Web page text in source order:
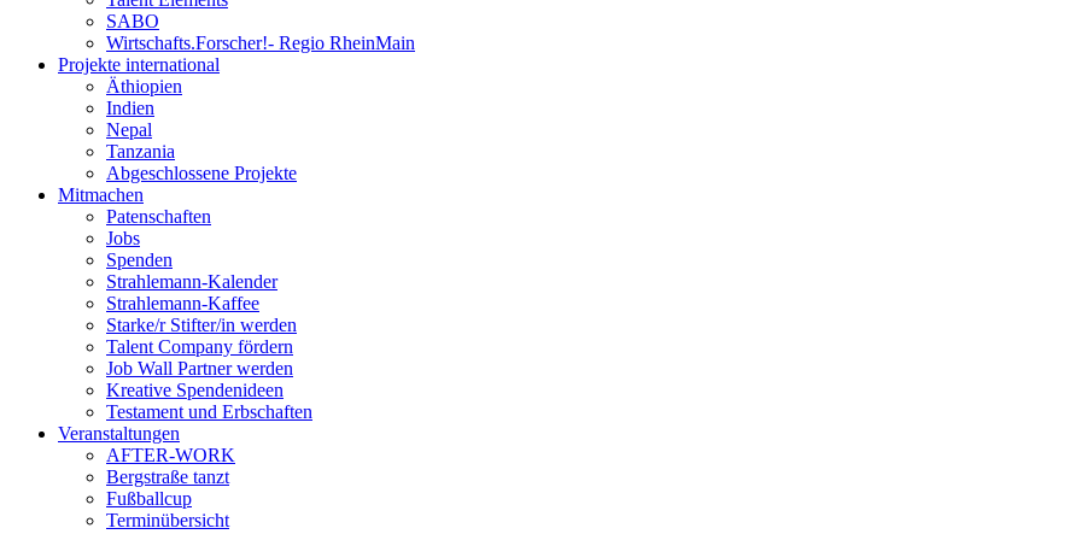
SABO
Wirtschafts.Forscher!- Regio RheinMain
Projekte international
Äthiopien
Indien
Nepal
Tanzania
Abgeschlossene Projekte
Mitmachen
Patenschaften
Jobs
Spenden
Strahlemann-Kalender
Strahlemann-Kaffee
Starke/r Stifter/in werden
Talent Company fördern
Job Wall Partner werden
Kreative Spendenideen
Testament und Erbschaften
Veranstaltungen
AFTER-WORK
Bergstraße tanzt
Fußballcup
Terminübersicht